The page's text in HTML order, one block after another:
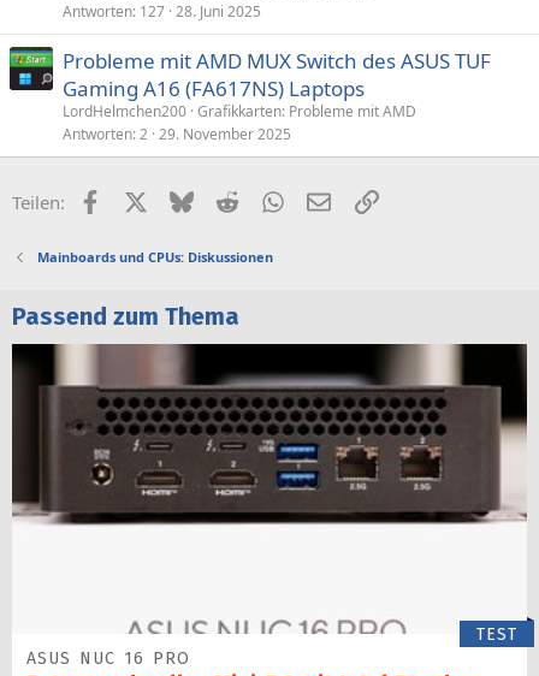
Antworten 127 28. Juni 2025
Probleme mit AMD MUX Switch des ASUS TUF
Gaming A16 (FA617NS) Laptops
LordHelmchen200 Grafikkarten: Probleme mit AMD
Antworten 2 29. November 2025
Teilen: FacebookX (Twitter)
BlueskyRedditWhatsApp
E-MailLink
Mainboards und CPUs: Diskussionen
Passend zum Thema
TEST
ASUS NUC 16 PRO